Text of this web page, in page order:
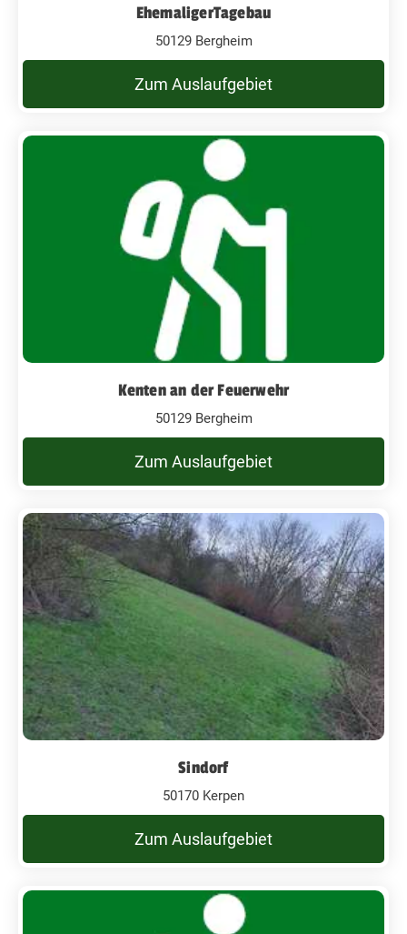
EhemaligerTagebau
50129 Bergheim
Zum Auslaufgebiet
Kenten an der Feuerwehr
50129 Bergheim
Zum Auslaufgebiet
Sindorf
50170 Kerpen
Zum Auslaufgebiet